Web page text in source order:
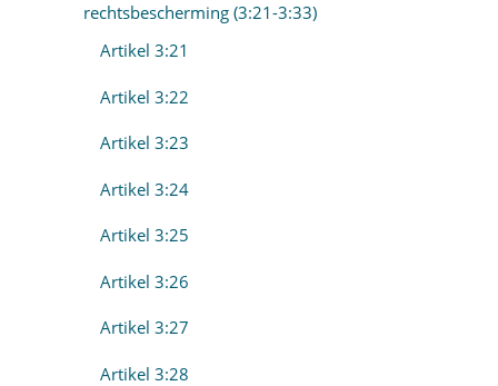
rechtsbescherming (3:21-3:33)
Artikel 3:21
Artikel 3:22
Artikel 3:23
Artikel 3:24
Artikel 3:25
Artikel 3:26
Artikel 3:27
Artikel 3:28